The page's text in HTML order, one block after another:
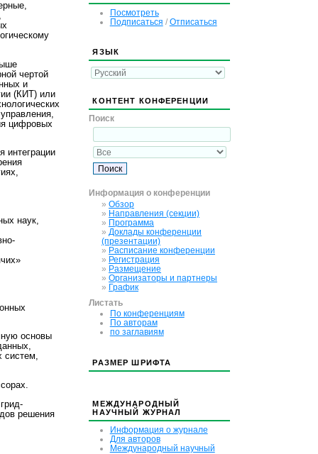
Посмотреть
Подписаться / Отписаться
ЯЗЫК
КОНТЕНТ КОНФЕРЕНЦИИ
Поиск
Информация о конференции
» Обзор
» Направления (секции)
» Программа
» Доклады конференции
(презентации)
» Расписание конференции
» Регистрация
» Размещение
» Организаторы и партнеры
» График
Листать
По конференциям
По авторам
по заглавиям
РАЗМЕР ШРИФТА
МЕЖДУНАРОДНЫЙ
НАУЧНЫЙ ЖУРНАЛ
Информация о журнале
Для авторов
Международный научный
чертой
и
(КИТ) или
цифровых
интеграции
наук,
основы
систем,
решения